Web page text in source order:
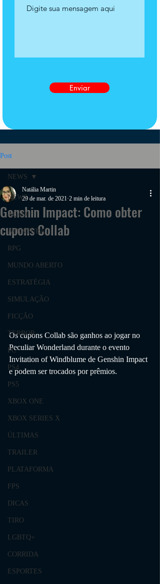
Enviar
Post
NEWS
AÇÃO
AVENTURA
RPG
MUNDO ABERTO
ESTRATÉGIA
SIMULAÇÃO
FICÇÃO
TERROR
PC
PS4
PS5
XBOX ONE
XBOX SERIES X
ÚLTIMAS
TRAILER
PLATAFORMA
FPS
DICAS
TIRO
LGBTQ+
CORRIDA
ESPORTES
NEWS
Genshin Impact: Como obter
cupons Collab
Natália Martin
29 de mar. de 2021 2 min de leitura
Os cupons Collab são ganhos ao jogar no
Peculiar Wonderland durante o evento
Invitation of Windblume de Genshin Impact
e podem ser trocados por prêmios.